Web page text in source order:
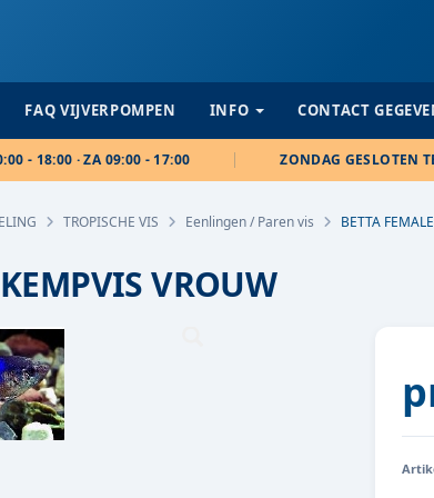
FAQ VIJVERPOMPEN INFO CONTACT
- 18:00 · ZA 09:00 - 17:00 ZONDAG GESLOTEN
TROPISCHE VIS Eenlingen / Paren vis BETTA
VROUW